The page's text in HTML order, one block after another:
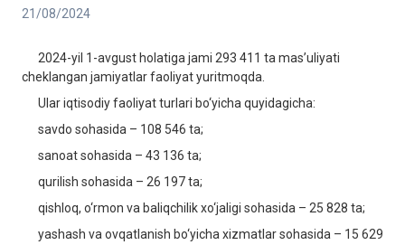
21/08/2024
2024-yil 1-avgust holatiga jami 293 411 ta mas’uliyati
cheklangan jamiyatlar faoliyat yuritmoqda.
Ular iqtisodiy faoliyat turlari bo‘yicha quyidagicha:
savdo sohasida – 108 546 ta;
sanoat sohasida – 43 136 ta;
qurilish sohasida – 26 197 ta;
qishloq, o‘rmon va baliqchilik xo‘jaligi sohasida – 25 828 ta;
yashash va ovqatlanish bo‘yicha xizmatlar sohasida – 15 629